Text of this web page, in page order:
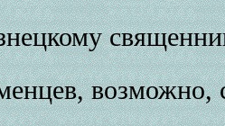
возможно,